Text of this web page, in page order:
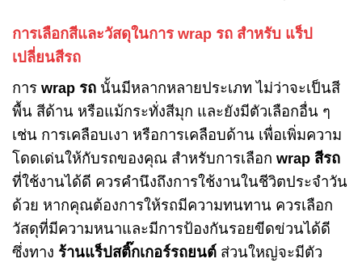
การเลือกสีและวัสดุในการ wrap รถ สำหรับ แร็ป
เปลี่ยนสีรถ
การ wrap รถ นั้นมีหลากหลายประเภท ไม่ว่าจะเป็นสี
พื้น สีด้าน หรือแม้กระทั่งสีมุก และยังมีตัวเลือกอื่น ๆ
เช่น การเคลือบเงา หรือการเคลือบด้าน เพื่อเพิ่มความ
โดดเด่นให้กับรถของคุณ สำหรับการเลือก wrap สีรถ
ที่ใช้งานได้ดี ควรคำนึงถึงการใช้งานในชีวิตประจำวัน
ด้วย หากคุณต้องการให้รถมีความทนทาน ควรเลือก
วัสดุที่มีความหนาและมีการป้องกันรอยขีดข่วนได้ดี
ซึ่งทาง ร้านแร็ปสติ๊กเกอร์รถยนต์ ส่วนใหญ่จะมีตัว